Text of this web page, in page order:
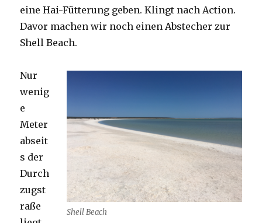
eine Hai-Fütterung geben. Klingt nach Action.
Davor machen wir noch einen Abstecher zur
Shell Beach.
Shell Beach
Nur
wenig
e
Meter
abseit
s der
Durch
zugst
raße